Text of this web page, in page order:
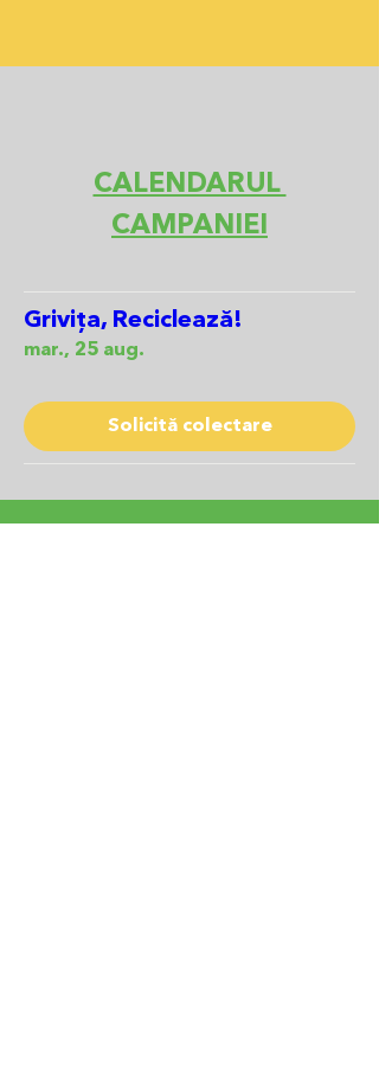
CALENDARUL
CAMPANIEI
Grivița, Reciclează!
mar., 25 aug.
Solicită colectare